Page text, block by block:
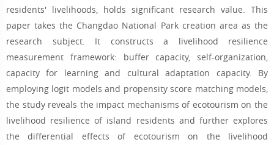
residents' livelihoods, holds significant research value. This
paper takes the Changdao National Park creation area as the
research subject. It constructs a livelihood resilience
measurement framework: buffer capacity, self-organization,
capacity for learning and cultural adaptation capacity. By
employing logit models and propensity score matching models,
the study reveals the impact mechanisms of ecotourism on the
livelihood resilience of island residents and further explores
the differential effects of ecotourism on the livelihood